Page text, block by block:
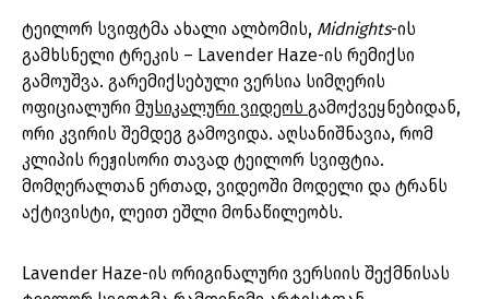
ტეილორ სვიფტმა ახალი ალბომის, Midnights-ის
გამხსნელი ტრეკის – Lavender Haze-ის რემიქსი
გამოუშვა. გარემიქსებული ვერსია სიმღერის
ოფიციალური მუსიკალური ვიდეოს გამოქვეყნებიდან,
ორი კვირის შემდეგ გამოვიდა. აღსანიშნავია, რომ
კლიპის რეჟისორი თავად ტეილორ სვიფტია.
მომღერალთან ერთად, ვიდეოში მოდელი და ტრანს
აქტივისტი, ლეით ეშლი მონაწილეობს.
Lavender Haze-ის ორიგინალური ვერსიის შექმნისას